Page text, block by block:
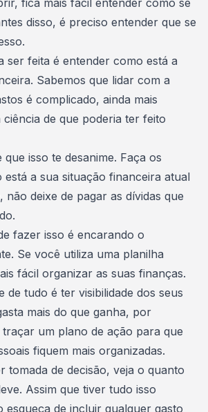
fica mais fácil entender como se
disso, é preciso entender que se
ser feita é entender como está a
Sabemos que lidar com a
é complicado, ainda mais
de que poderia ter feito
isso te desanime. Faça os
a sua situação financeira atual
não deixe de pagar as dívidas que
.
fazer isso é encarando o
Se você utiliza uma planilha
fácil organizar as suas finanças.
de tudo é ter visibilidade dos seus
mais do que ganha, por
um plano de ação para que
fiquem mais organizadas.
tomada de decisão, veja o quanto
Assim que tiver tudo isso
esqueça de incluir qualquer gasto